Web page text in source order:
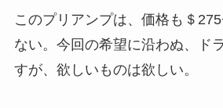
このプリアンプは、価格も＄
ない。今回の希望に沿わぬ、ド
すが、欲しいものは欲しい。